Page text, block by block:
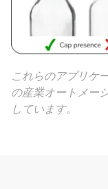
これらのアプリケ
の産業オートメー
しています。